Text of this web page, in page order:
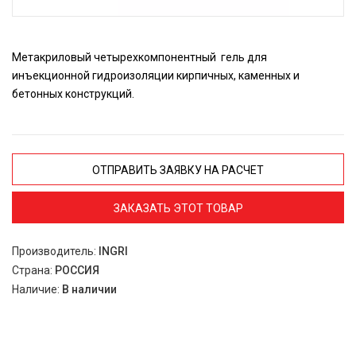
Метакриловый четырехкомпонентный гель для
инъекционной гидроизоляции кирпичных, каменных и
бетонных конструкций.
ОТПРАВИТЬ ЗАЯВКУ НА РАСЧЕТ
ЗАКАЗАТЬ ЭТОТ ТОВАР
Производитель:
INGRI
Страна: РОССИЯ
Наличие: В наличии